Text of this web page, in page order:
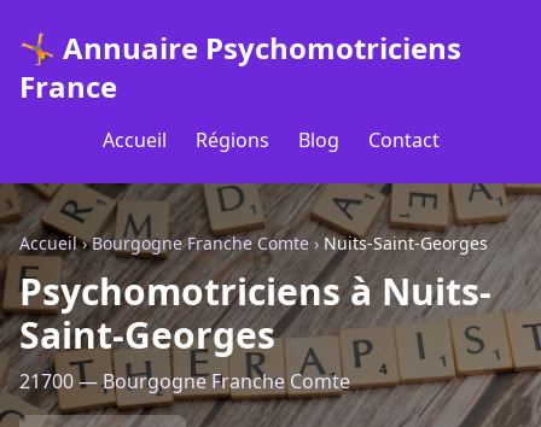
🤸 Annuaire Psychomotriciens
France
Accueil Régions Blog Contact
Accueil›Bourgogne Franche Comte› Nuits-Saint-Georges
Psychomotriciens à Nuits-
Saint-Georges
21700 — Bourgogne Franche Comte